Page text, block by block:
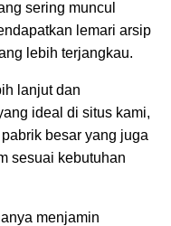
sering muncul
lemari arsip
lebih terjangkau.
lanjut dan
ideal di situs kami,
besar yang juga
sesuai kebutuhan
menjamin